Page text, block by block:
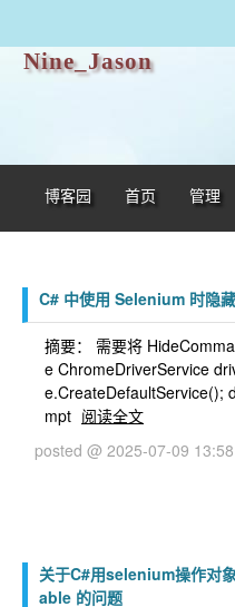
Nine_Jason
博客园 首页 管理
C# 中使用 Selenium 时隐
摘要： 需要将
e ChromeDriverService
e.CreateDefaultService();
mpt 阅读全文
posted @ 2025-07-09
关于C#用selenium操作对
able 的问题